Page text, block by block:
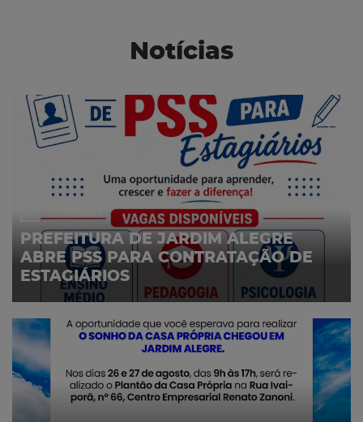
Notícias
PREFEITURA DE JARDIM ALEGRE
ABRE PSS PARA CONTRATAÇÃO DE
ESTAGIÁRIOS